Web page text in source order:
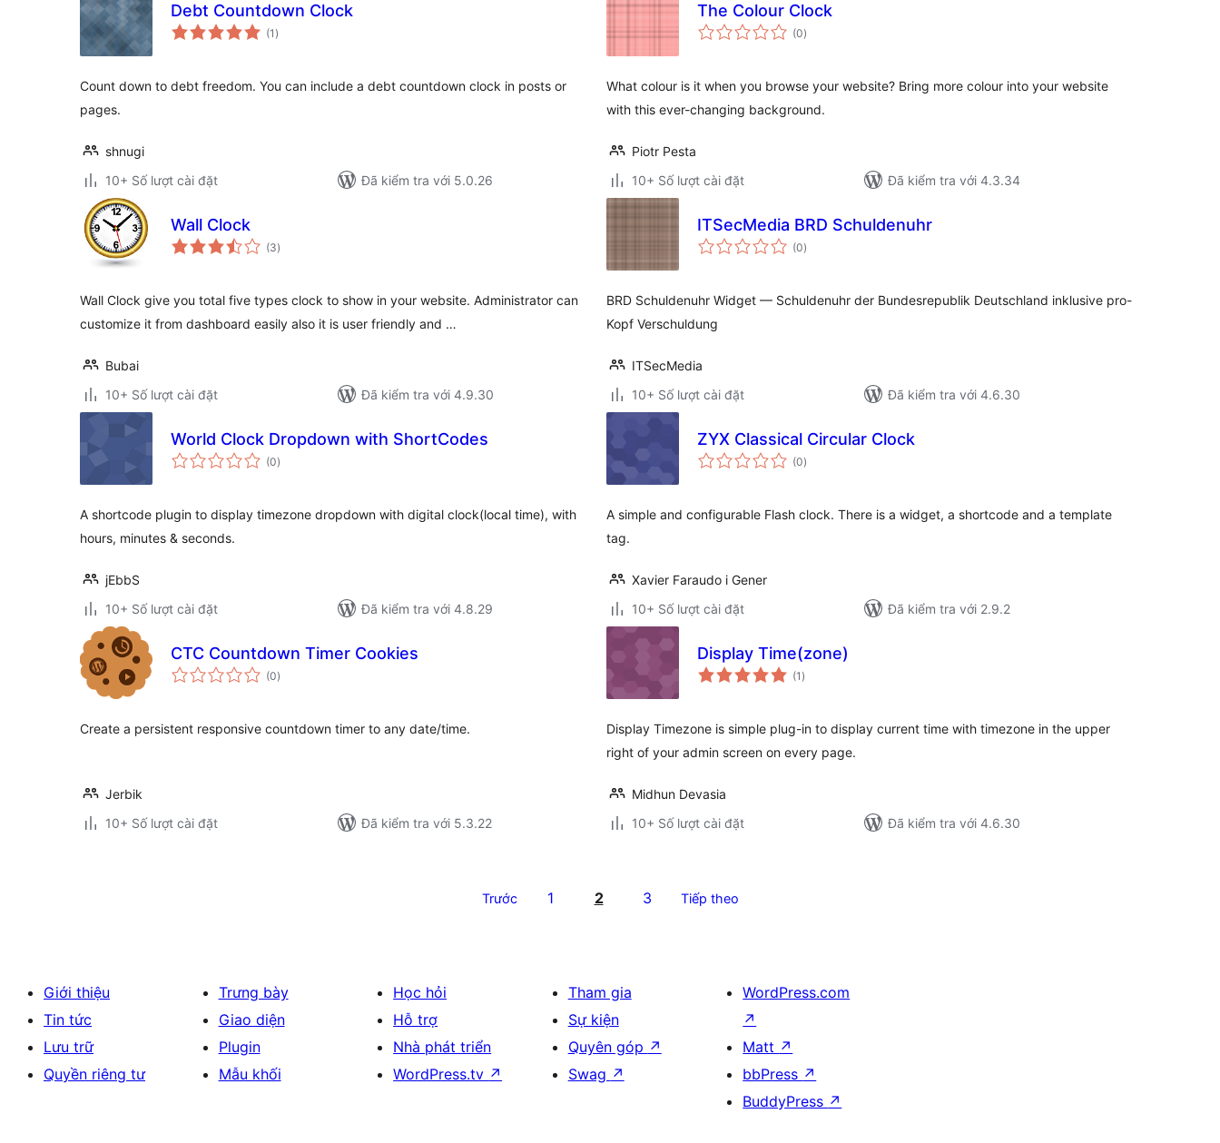
Debt Countdown Clock
(1 tổng
đánh
)
Count down to debt freedom. You can include a debt countdown clock in posts or
pages.
shnugi
10+ Số lượt cài đặt
Đã kiểm tra với 5.0.26
The Colour Clock
(0tổng
đánh
)
What colour is it when you browse your website? Bring more colour into your website
with this ever-changing background.
Piotr Pesta
10+ Số lượt cài đặt
Đã kiểm tra với 4.3.34
Wall Clock
(3tổng
đánh
)
Wall Clock give you total five types clock to show in your website. Administrator can
customize it from dashboard easily also it is user friendly and …
Bubai
10+ Số lượt cài đặt
Đã kiểm tra với 4.9.30
ITSecMedia BRD Schuldenuhr
(0tổng
đánh
)
BRD Schuldenuhr Widget — Schuldenuhr der Bundesrepublik Deutschland inklusive pro-
Kopf Verschuldung
ITSecMedia
10+ Số lượt cài đặt
Đã kiểm tra với 4.6.30
World Clock Dropdown with ShortCodes
(0tổng
đánh
)
A shortcode plugin to display timezone dropdown with digital clock(local time), with
hours, minutes & seconds.
jEbbS
10+ Số lượt cài đặt
Đã kiểm tra với 4.8.29
ZYX Classical Circular Clock
(0tổng
đánh
)
A simple and configurable Flash clock. There is a widget, a shortcode and a template
tag.
Xavier Faraudo i Gener
10+ Số lượt cài đặt
Đã kiểm tra với 2.9.2
CTC Countdown Timer Cookies
(0tổng
đánh
)
Create a persistent responsive countdown timer to any date/time.
Jerbik
10+ Số lượt cài đặt
Đã kiểm tra với 5.3.22
Display Time(zone)
(1 tổng
đánh
)
Display Timezone is simple plug-in to display current time with timezone in the upper
right of your admin screen on every page.
Midhun Devasia
10+ Số lượt cài đặt
Đã kiểm tra với 4.6.30
Trước 1 2 3 Tiếp theo
Giới thiệu
Tin tức
Lưu trữ
Quyền riêng tư
Trưng bày
Giao diện
Plugin
Mẫu khối
Học hỏi
Hỗ trợ
Nhà phát triển
WordPress.tv ↗
Tham gia
Sự kiện
Quyên góp ↗
Swag ↗
WordPress.com
↗
Matt ↗
bbPress ↗
BuddyPress ↗